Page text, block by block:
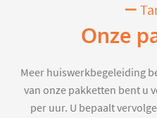
Onze
Meer huiswerkbegeleiding
van onze pakketten bent u
per uur. U bepaalt